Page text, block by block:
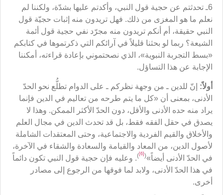
6ـ تحدثتم عن حجية قول النبي، وأكدتم عليها بشدّة، ولكننا لم
نعلم ما هو المغزى من ذلك. فهل تريدون منه إثبات حجيّة قول
النبي حقيقة، أم أنكم تريدون منه مجرّد نفي حجية قول أئمة
الشيعة؟ ربما لو بحثنا قليلاً في آرائكم التي ذكرتموها في كتابكم
«بسط التجربة النبوية»، الذي نصحتموني بإعادة قراءته، أمكننا
الإجابة عن هذا التساؤل.
أولاً: إنّ للدين ـ من وجهة نظركم ـ على الدوام تطلُّع نحو الحدّ
الأدنى، بمعنى أن «كل ما يتم طرحه من تعاليم في الدين فإنما
يراد منه حده الأدنى والأقل، دون الحدّ الأكثر الممكن. وهذا لا
يصدق في حقل الفقه فقط، بل قد تحدث الدين في مجال العلم
والأخلاق والقيم الفردية والاجتماعية، وحتى المعتقدات الشاملة
لأصول الدين، من المعاد والقيامة والسعادة والشقاء في الآخرة،
في الحدّ الأدنى أيضاً»(
[6]
). وعليه فإن حجية قول النبي تكون دائماً
في هذا الحدّ الأدنى، ولابد لما فوقها من الرجوع إلى مصادر
أخرى.